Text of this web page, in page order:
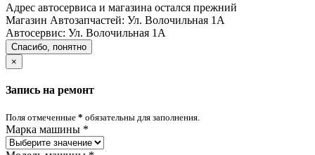
Адрес автосервиса и магазина остался прежний
Магазин Автозапчастей: Ул. Волочильная 1А
Автосервис: Ул. Волочильная 1А
Спасибо, понятно
×
Запись на ремонт
Поля отмеченные * обязательны для заполнения.
Марка машины *